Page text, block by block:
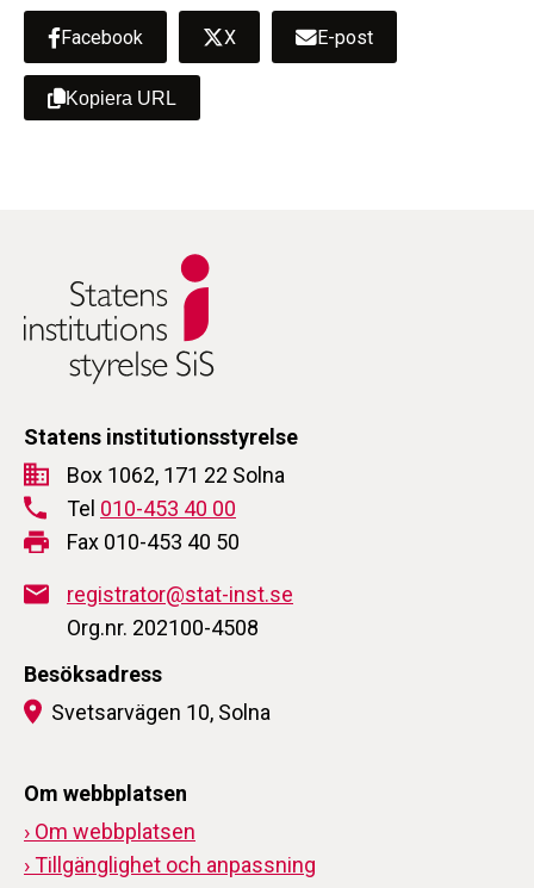
Facebook X E-post
Kopiera URL
Statens institutionsstyrelse
Box 1062, 171 22 Solna
Tel 010-453 40 00
Fax 010-453 40 50
registrator@stat-inst.se
Org.nr. 202100-4508
Besöksadress
Svetsarvägen 10, Solna
Om webbplatsen
› Om webbplatsen
› Tillgänglighet och anpassning